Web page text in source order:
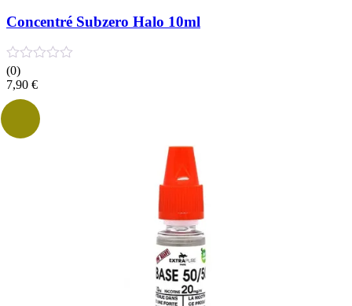
Concentré Subzero Halo 10ml
(0)
7,90 €